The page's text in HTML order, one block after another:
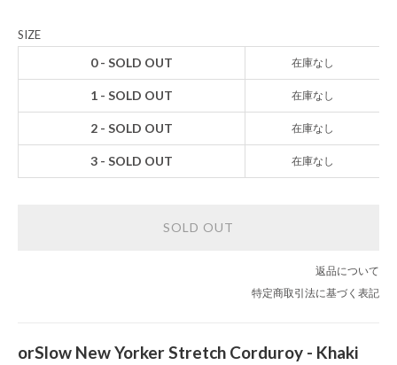
SIZE
0 - SOLD OUT 在庫なし
1 - SOLD OUT 在庫なし
2 - SOLD OUT 在庫なし
3 - SOLD OUT 在庫なし
SOLD OUT
返品について
特定商取引法に基づく表記
orSlow New Yorker Stretch Corduroy - Khaki